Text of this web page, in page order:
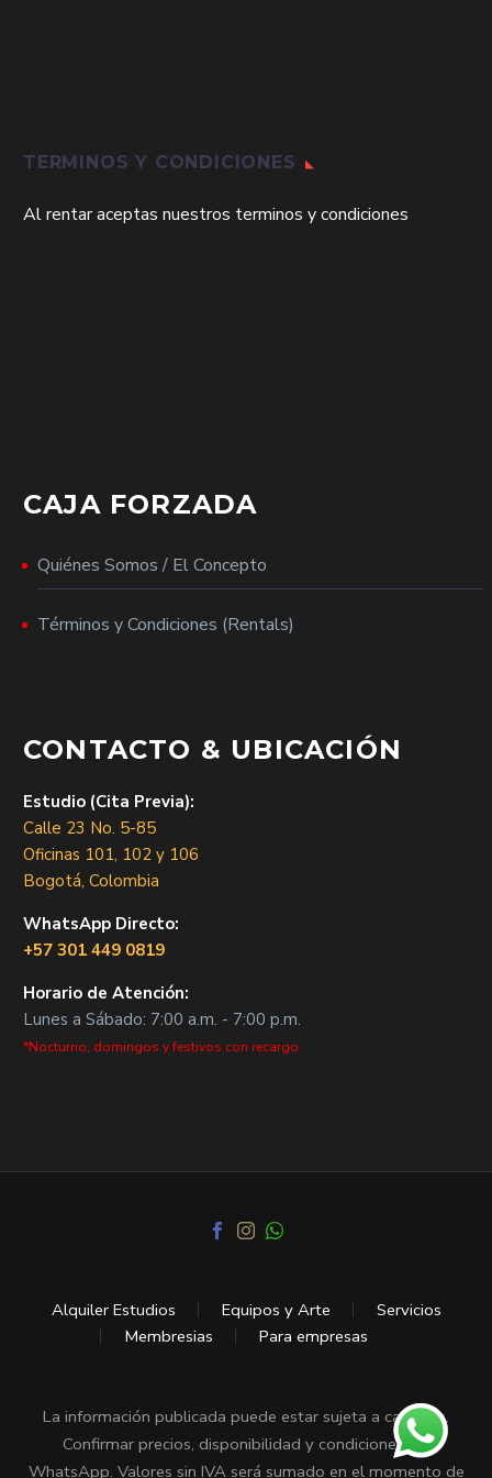
TERMINOS Y CONDICIONES
Al rentar aceptas nuestros terminos y condiciones
CAJA FORZADA
Quiénes Somos / El Concepto
Términos y Condiciones (Rentals)
CONTACTO & UBICACIÓN
Estudio (Cita Previa):
Calle 23 No. 5-85
Oficinas 101, 102 y 106
Bogotá, Colombia
WhatsApp Directo:
+57 301 449 0819
Horario de Atención:
Lunes a Sábado: 7:00 a.m. - 7:00 p.m.
*Nocturno, domingos y festivos con recargo.
Alquiler Estudios Equipos y Arte
Servicios
Membresias
Para empresas
La información publicada puede estar sujeta a cambios.
Confirmar precios, disponibilidad y condiciones vía
WhatsApp. Valores sin IVA será sumado en el momento de